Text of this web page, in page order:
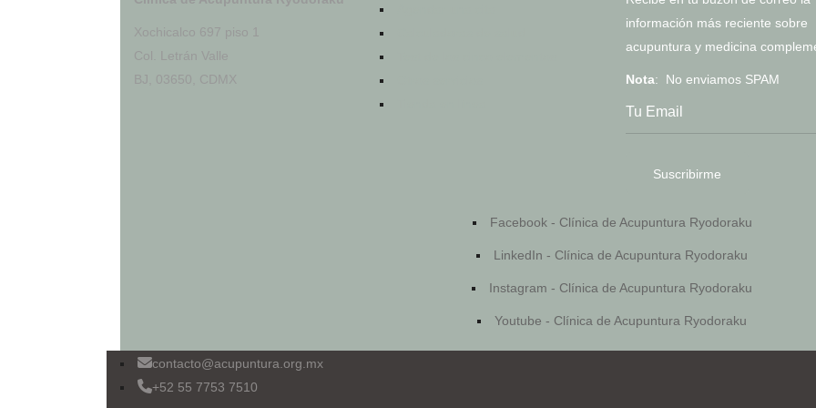
Xochicalco 697 piso 1
Col. Letrán Valle
BJ, 03650, CDMX
información más reciente sobre
acupuntura y medicina
Nota: No enviamos SPAM
Facebook - Clínica de Acupuntura Ryodoraku
LinkedIn - Clínica de Acupuntura Ryodoraku
Instagram - Clínica de Acupuntura Ryodoraku
Youtube - Clínica de Acupuntura Ryodoraku
contacto@acupuntura.org.mx
+52 55 7753 7510